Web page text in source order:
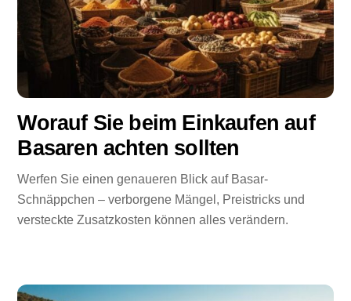
Worauf Sie beim Einkaufen auf
Basaren achten sollten
Werfen Sie einen genaueren Blick auf Basar-
Schnäppchen – verborgene Mängel, Preistricks und
versteckte Zusatzkosten können alles verändern.